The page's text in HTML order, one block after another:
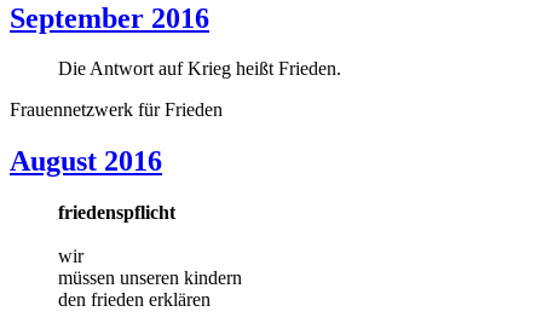
September 2016
Die Antwort auf Krieg heißt Frieden.
Frauennetzwerk für Frieden
August 2016
friedenspflicht
wir
müssen unseren kindern
den frieden erklären